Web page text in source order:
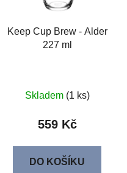
Keep Cup Brew - Alder
227 ml
Skladem (1 ks)
559 Kč
DO KOŠÍKU